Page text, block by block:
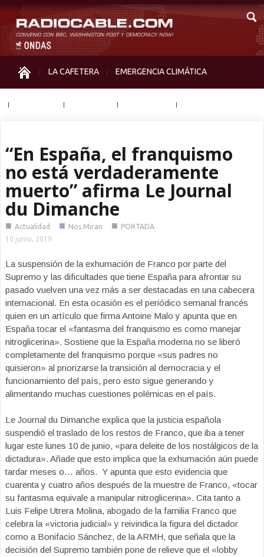
LA CAFETERA EMERGENCIA CLIMÁTICA
“En España, el franquismo
no está verdaderamente
muerto” afirma Le Journal
du Dimanche
■ Actualidad ■ Nos Miran ■ PORTADA
10 junio, 2019
La suspensión de la exhumación de Franco por parte del
Supremo y las dificultades que tiene España para afrontar su
pasado vuelven una vez más a ser destacadas en una cabecera
internacional. En esta ocasión es el periódico semanal francés
quien en un artículo que firma Antoine Malo y apunta que en
España tocar el «fantasma del franquismo es como manejar
nitroglicerina». Sostiene que la España moderna no se liberó
completamente del franquismo porque «sus padres no
quisieron» al priorizarse la transición al democracia y el
funcionamiento del país, pero esto sigue generando y
alimentando muchas cuestiones polémicas en el país.
Le Journal du Dimanche explica que la justicia española
suspendió el traslado de los restos de Franco, que iba a tener
lugar este lunes 10 de junio, «para deleite de los nostálgicos de la
dictadura». Añade que esto implica que la exhumación aún puede
tardar meses o… años. Y apunta que esto evidencia que
cuarenta y cuatro años después de la muestre de Franco, «tocar
su fantasma equivale a manipular nitroglicerina». Cita tanto a
Luis Felipe Utrera Molina, abogado de la familia Franco que
celebra la «victoria judicial» y reivindica la figura del dictador
como a Bonifacio Sánchez, de la ARMH, que señala que la
decisión del Supremo también pone de relieve que el «lobby